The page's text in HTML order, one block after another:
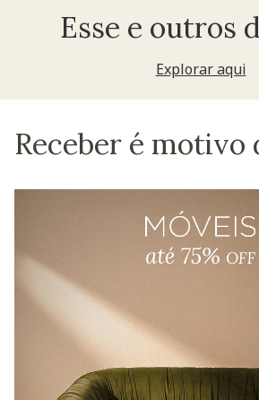
Esse e outros
Explorar aqui
Receber é motivo